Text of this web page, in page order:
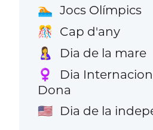
🏊 Jocs Olímpics
🎊 Cap d'any
🤱 Dia de la mare
♀️
Dia
Dona
🇺🇸 Dia de la